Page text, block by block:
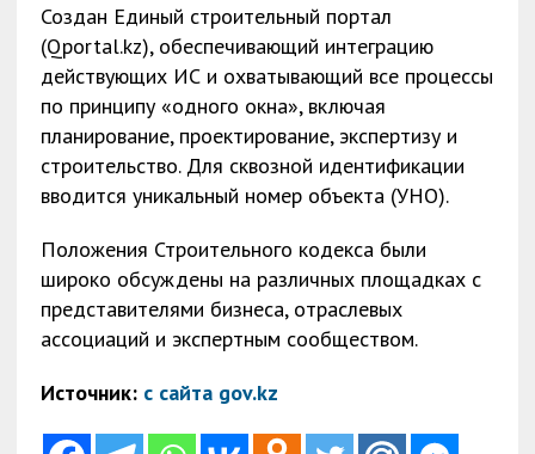
Создан Единый строительный портал
(Qportal.kz), обеспечивающий интеграцию
действующих ИС и охватывающий все процессы
по принципу «одного окна», включая
планирование, проектирование, экспертизу и
строительство. Для сквозной идентификации
вводится уникальный номер объекта (УНО).
Положения Строительного кодекса были
широко обсуждены на различных площадках с
представителями бизнеса, отраслевых
ассоциаций и экспертным сообществом.
Источник: с сайта gov.kz